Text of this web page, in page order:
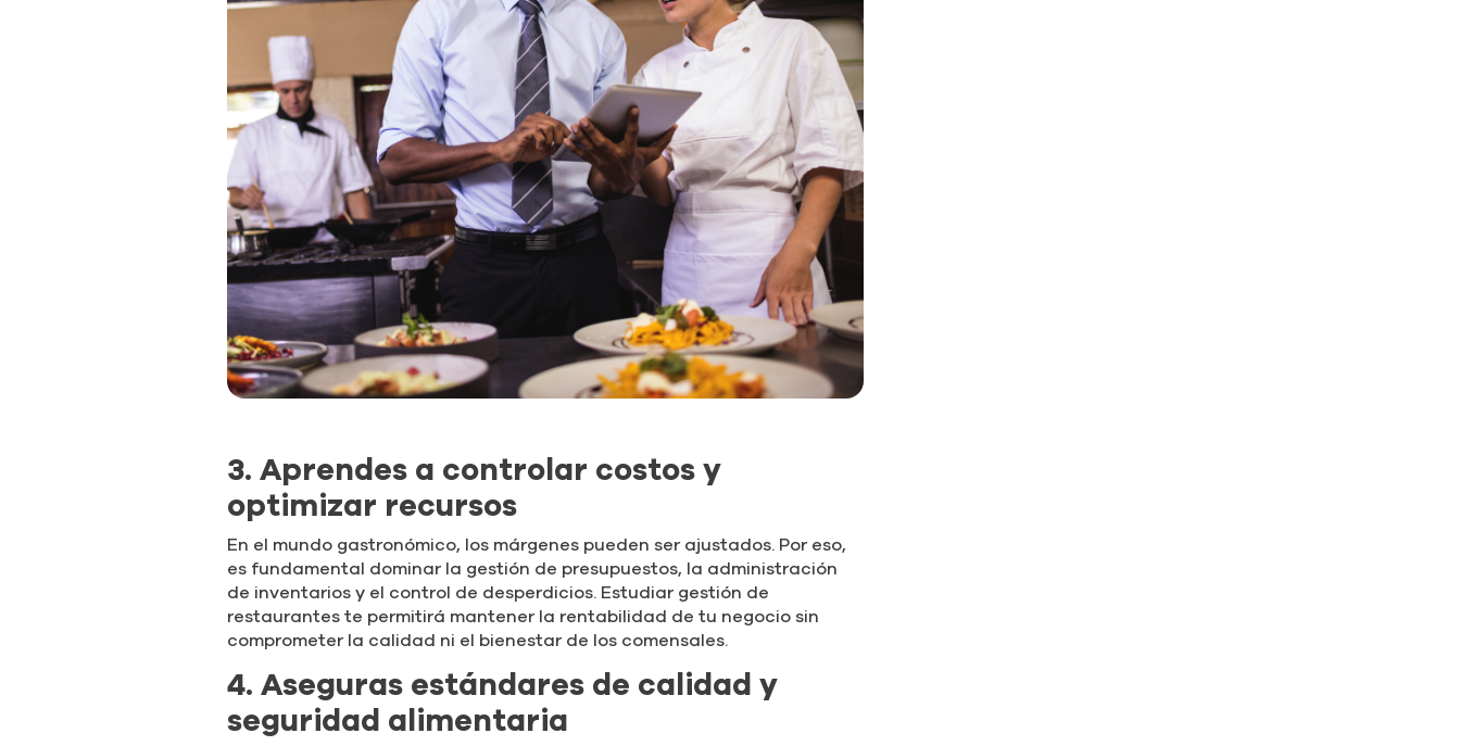
3. Aprendes a controlar costos y
optimizar recursos
En el mundo gastronómico, los márgenes pueden ser ajustados. Por eso,
es fundamental dominar la gestión de presupuestos, la administración
de inventarios y el control de desperdicios. Estudiar gestión de
restaurantes te permitirá mantener la rentabilidad de tu negocio sin
comprometer la calidad ni el bienestar de los comensales.
4. Aseguras estándares de calidad y
seguridad alimentaria